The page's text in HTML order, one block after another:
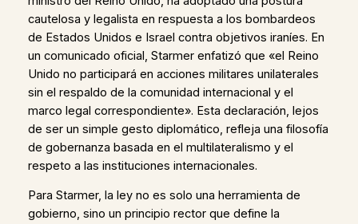
cautelosa y legalista en respuesta a los bombardeos
de Estados Unidos e Israel contra objetivos iraníes. En
un comunicado oficial, Starmer enfatizó que «el Reino
Unido no participará en acciones militares unilaterales
sin el respaldo de la comunidad internacional y el
marco legal correspondiente». Esta declaración, lejos
de ser un simple gesto diplomático, refleja una filosofía
de gobernanza basada en el multilateralismo y el
respeto a las instituciones internacionales.
Para Starmer, la ley no es solo una herramienta de
gobierno, sino un principio rector que define la